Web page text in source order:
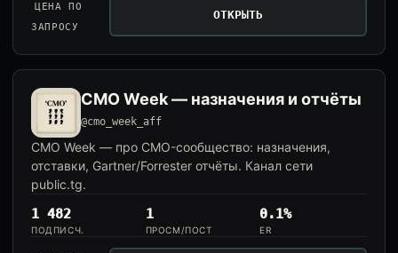
ЦЕНА ПО
ЗАПРОСУ
ОТКРЫТЬ
CMO Week — назначения и отчёты
@cmo_week_aff
CMO Week — про CMO-сообщество: назначения,
отставки, Gartner/Forrester отчёты. Канал сети
public.tg.
1 482
ПОДПИСЧ.
1
ПРОСМ/ПОСТ
0.1%
ER